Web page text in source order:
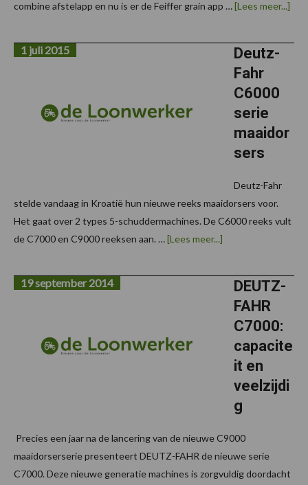
combine afstelapp en nu is er de Feiffer grain app …[Lees meer...]
Deutz-
Fahr
C6000
serie
maaidor
sers
1 juli 2015
Deutz-Fahr
stelde vandaag in Kroatië hun nieuwe reeks maaidorsers voor.
Het gaat over 2 types 5-schuddermachines. De C6000 reeks vult
de C7000 en C9000 reeksen aan. …[Lees meer...]
maaidorsers
DEUTZ-
FAHR
C7000:
capacite
it en
veelzijdi
g
19 september 2014
Precies een jaar na de lancering van de nieuwe C9000
maaidorserserie presenteert DEUTZ-FAHR de nieuwe serie
C7000. Deze nieuwe generatie machines is zorgvuldig doordacht